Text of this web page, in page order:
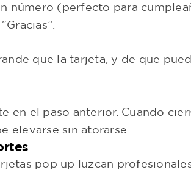
número (perfecto para
que la tarjeta, y de que
en el paso anterior. Cuando
elevarse sin atorarse.
pop up luzcan